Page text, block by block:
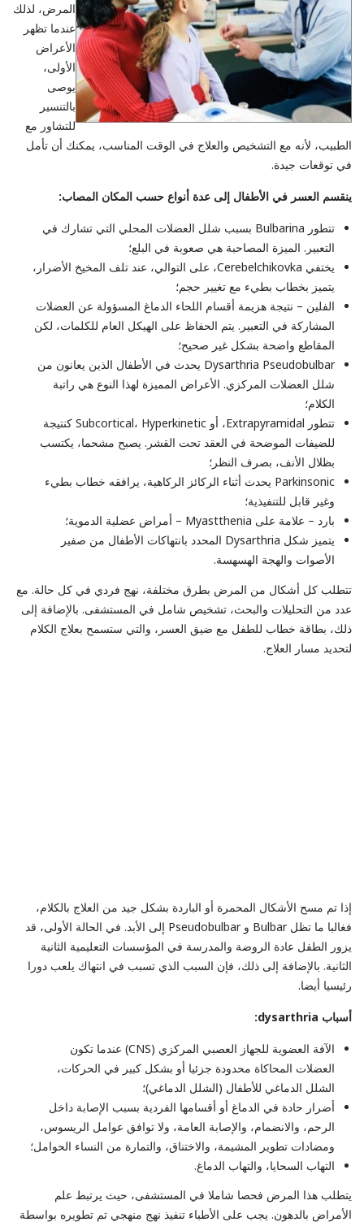
المرض، لذلك
عندما تظهر
الأعراض
الأولى،
يوصى
بالتنسير
للتشاور مع
الطبيب، لأنه مع التشخيص والعلاج في الوقت المناسب، يمكنك أن تأمل
في توقعات جيدة.
ينقسم العسر في الأطفال إلى عدة أنواع حسب المكان المصاب:
تتطور Bulbarina بسبب شلل العضلات المحلي التي تشارك في
التعبير. الميزة المصاحبة هي صعوبة في البلع؛
يختفي Cerebelchikovka، على التوالي، عند تلف المخيخ الأضرار،
يتميز بخطاب بطيء مع تغيير حجم؛
الفلين – نتيجة هزيمة أقسام اللحاء الدماغ المسؤولة عن العضلات
المشاركة في التعبير. يتم الحفاظ على الهيكل العام للكلمات، لكن
المقاطع واضحة بشكل غير صحيح؛
Dysarthria Pseudobulbar يحدث في الأطفال الذين يعانون من
شلل العضلات المركزي. الأعراض المميزة لهذا النوع هي راتبة
الكلام؛
تتطور Extrapyramidal، أو Subcortical، Hyperkinetic كنتيجة
للضيفات الموضحة في العقد تحت القشر. يصبح مشحما، يكتسب
بظلال الأنف، بصرف النظر؛
Parkinsonic يحدث أثناء الركائز الركاهية، يرافقه خطاب بطيء
وغير قابل للتنفيذية؛
بارد – علامة على Myastthenia – أمراض عضلية الدموية؛
يتميز شكل Dysarthria المحدد بانتهاكات الأطفال من صفير
الأصوات والهجة الهسهسة.
تتطلب كل أشكال من المرض بطرق مختلفة، نهج فردي في كل حالة. مع
عدد من التحليلات والبحث، تشخيص شامل في المستشفى. بالإضافة إلى
ذلك، بطاقة خطاب للطفل مع ضيق العسر، والتي ستسمح بعلاج الكلام
لتحديد مسار العلاج.
إذا تم مسح الأشكال المحمرة أو الباردة بشكل جيد من العلاج بالكلام،
فغالبا ما تظل Bulbar و Pseudobulbar إلى الأبد. في الحالة الأولى، قد
يزور الطفل عادة الروضة والمدرسة في المؤسسات التعليمية الثانية
الثانية. بالإضافة إلى ذلك، فإن السبب الذي تسبب في انتهاك يلعب دورا
رئيسيا أيضا.
أسباب dysarthria:
الآفة العضوية للجهاز العصبي المركزي (CNS) عندما تكون
العضلات المحاكاة محدودة جزئيا أو بشكل كبير في الحركات،
الشلل الدماغي للأطفال (الشلل الدماغي)؛
أضرار حادة في الدماغ أو أقسامها الفردية بسبب الإصابة داخل
الرحم، والانضمام، والإصابة العامة، ولا توافق عوامل الريسوس،
ومضادات تطوير المشيمة، والاختناق، والتمارة من النساء الحوامل؛
التهاب السحايا، والتهاب الدماغ.
يتطلب هذا المرض فحصا شاملا في المستشفى، حيث يرتبط علم
الأمراض بالدهون. يجب على الأطباء تنفيذ نهج منهجي تم تطويره بواسطة